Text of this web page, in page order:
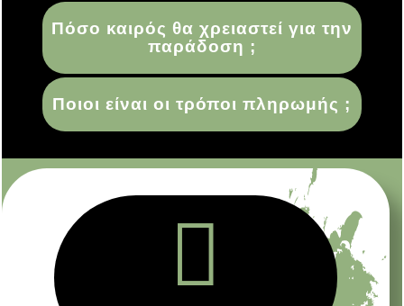
Πόσο καιρός θα χρειαστεί για την
παράδοση ;
Ποιοι είναι οι τρόποι πληρωμής ;
